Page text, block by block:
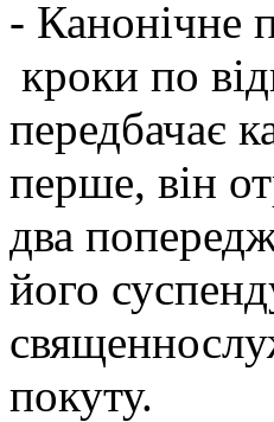
- Канонічне
кроки по
передбачає
перше, він
два
його
покуту.